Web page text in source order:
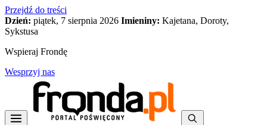
Przejdź do treści
Dzień: piątek, 7 sierpnia 2026 Imieniny: Kajetana, Doroty,
Sykstusa
Wspieraj Frondę
Wesprzyj nas